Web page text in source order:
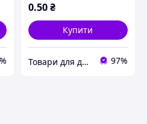
0.50₴
Купити
Товари для дому! 97%